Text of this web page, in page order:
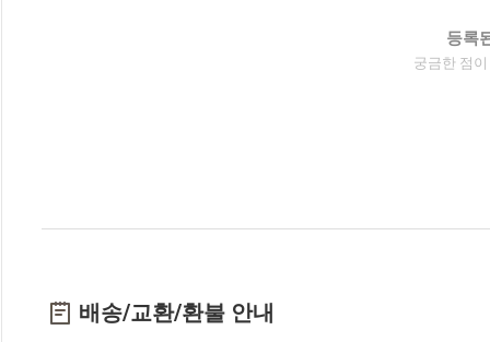
등록
궁금한 점
배송/교환/환불 안내